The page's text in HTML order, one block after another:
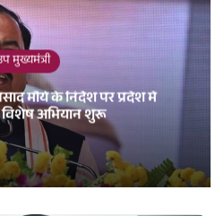
मुख्यमंत्री
मौर्य के निर्देश पर प्रदेश में
विशेष अभियान शुरू